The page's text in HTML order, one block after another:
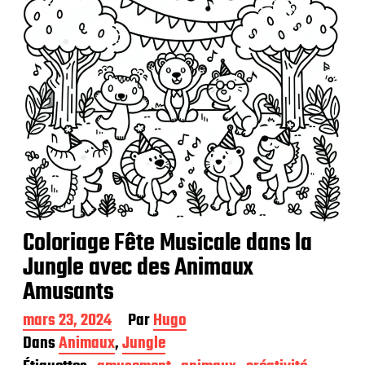
Coloriage Fête Musicale dans la
Jungle avec des Animaux
Amusants
D
a
t
mars 23, 2024 ParHugo
DansAnimaux,Jungle